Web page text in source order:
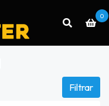
0
Filtrar